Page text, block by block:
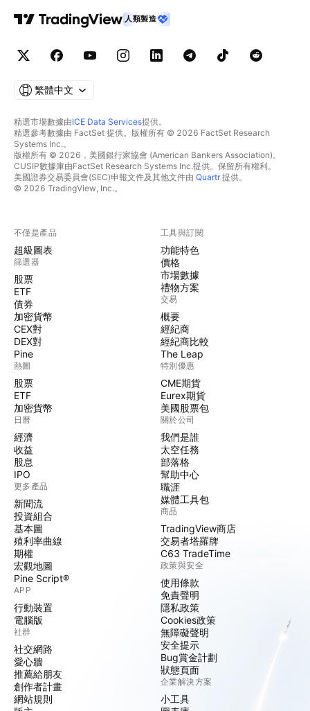
人類製造
繁體中文
精選市場數據由ICE Data Services提供。
精選參考數據由 FactSet 提供。版權所有 © 2026 FactSet Research
Systems Inc.。
版權所有 © 2026，美國銀行家協會 (American Bankers Association)。
CUSIP數據庫由FactSet Research Systems Inc.提供。保留所有權利。
美國證券交易委員會(SEC)申報文件及其他文件由 Quartr提供。
© 2026 TradingView, Inc.。
不僅是產品
超級圖表
篩選器
股票
ETF
債券
加密貨幣
CEX對
DEX對
Pine
熱圖
股票
ETF
加密貨幣
日曆
經濟
收益
股息
IPO
更多產品
新聞流
投資組合
基本圖
殖利率曲線
期權
宏觀地圖
Pine Script®
APP
行動裝置
電腦版
社群
社交網路
愛心牆
推薦給朋友
創作者計畫
網站規則
工具與訂閱
功能特色
價格
市場數據
禮物方案
交易
概要
經紀商
經紀商比較
The Leap
特別優惠
CME期貨
Eurex期貨
美國股票包
關於公司
我們是誰
太空任務
部落格
幫助中心
職涯
媒體工具包
商品
TradingView商店
交易者塔羅牌
C63 TradeTime
政策與安全
使用條款
免責聲明
隱私政策
Cookies政策
無障礙聲明
安全提示
Bug賞金計劃
狀態頁面
企業解決方案
小工具